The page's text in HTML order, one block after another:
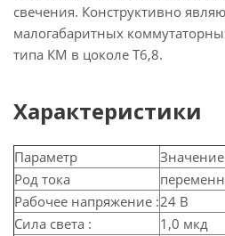
свечения. Конструктивно
малогабаритных
типа КМ в цоколе Т6,8.
Характеристики
Параметр
Значение
Род тока
Рабочее напряжение :24 В
Сила света :
1,0 мкд